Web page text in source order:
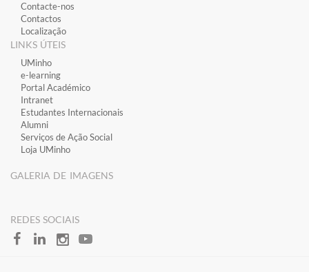
Contacte-nos
Contactos
Localização
LINKS ÚTEIS
​UMinho
​e-learning
​Portal Académico
​Intranet
Estudantes Inter​​nacionais
Alumni
Serviços de Ação Social
Loja UMinho
GALERIA DE IMAGENS
​REDES SOCIAIS